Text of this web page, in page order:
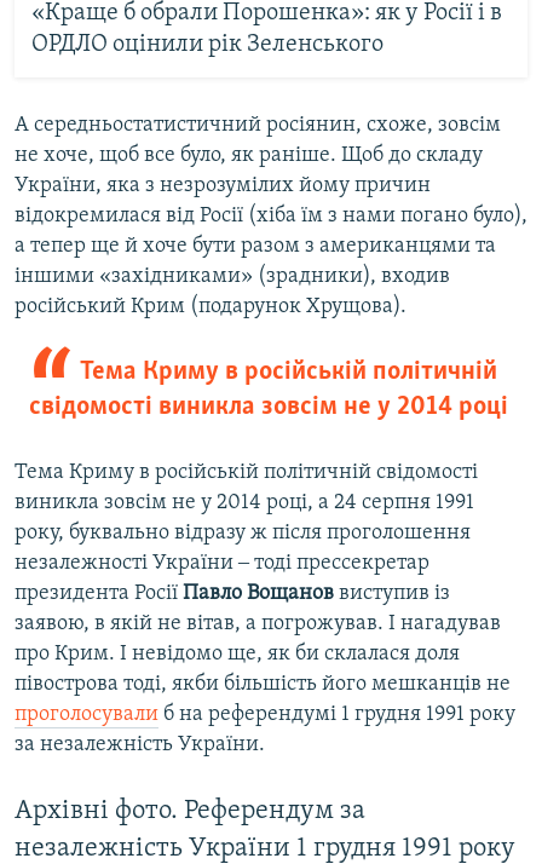
«Краще б обрали Порошенка»: як у Росії і в
ОРДЛО оцінили рік Зеленського
А середньостатистичний росіянин, схоже, зовсім
не хоче, щоб все було, як раніше. Щоб до складу
України, яка з незрозумілих йому причин
відокремилася від Росії (хіба їм з нами погано було),
а тепер ще й хоче бути разом з американцями та
іншими «західниками» (зрадники), входив
російський Крим (подарунок Хрущова).
Тема Криму в російській політичній
свідомості виникла зовсім не у 2014 році
Тема Криму в російській політичній свідомості
виникла зовсім не у 2014 році, а 24 серпня 1991
року, буквально відразу ж після проголошення
незалежності України ‒ тоді прессекретар
президента Росії Павло Вощанов виступив із
заявою, в якій не вітав, а погрожував. І нагадував
про Крим. І невідомо ще, як би склалася доля
півострова тоді, якби більшість його мешканців не
проголосували б на референдумі 1 грудня 1991 року
за незалежність України.
Архівні фото. Референдум за
незалежність України 1 грудня 1991 року